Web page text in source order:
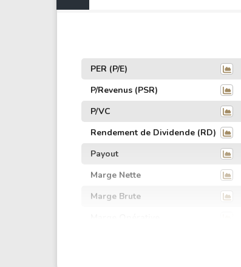
PER (P/E)
P/Revenus (PSR)
P/VC
Rendement de Dividende (RD)
Payout
Marge Nette
Marge Brute